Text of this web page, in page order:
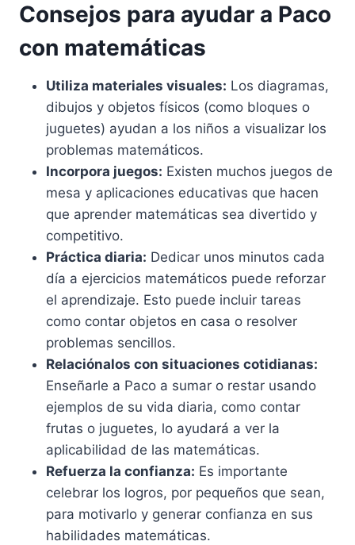
Consejos para ayudar a Paco
con matemáticas
Utiliza materiales visuales: Los diagramas,
dibujos y objetos físicos (como bloques o
juguetes) ayudan a los niños a visualizar los
problemas matemáticos.
Incorpora juegos: Existen muchos juegos de
mesa y aplicaciones educativas que hacen
que aprender matemáticas sea divertido y
competitivo.
Práctica diaria: Dedicar unos minutos cada
día a ejercicios matemáticos puede reforzar
el aprendizaje. Esto puede incluir tareas
como contar objetos en casa o resolver
problemas sencillos.
Relaciónalos con situaciones cotidianas:
Enseñarle a Paco a sumar o restar usando
ejemplos de su vida diaria, como contar
frutas o juguetes, lo ayudará a ver la
aplicabilidad de las matemáticas.
Refuerza la confianza: Es importante
celebrar los logros, por pequeños que sean,
para motivarlo y generar confianza en sus
habilidades matemáticas.